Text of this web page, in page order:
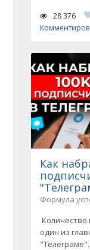
28 376
Как
Формула
один из